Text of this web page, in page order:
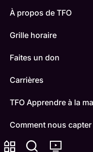
À propos de TFO
Grille horaire
Faites un don
Carrières
TFO Apprendre à la
Comment nous capter
Contactez-nous